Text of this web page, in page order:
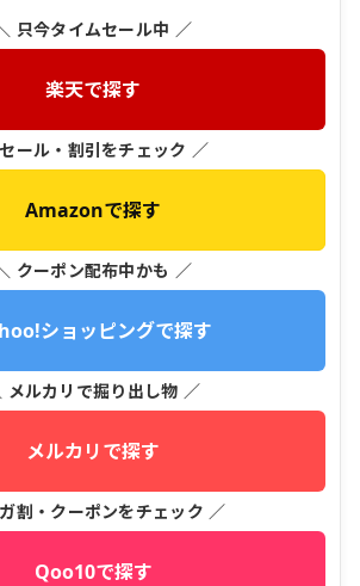
只今タイムセール中 ／
楽天で探す
ール・割引をチェック ／
Amazonで探す
クーポン配布中かも ／
ショッピングで探す
メルカリで掘り出し物 ／
メルカリで探す
割・クーポンをチェック ／
Qoo10で探す